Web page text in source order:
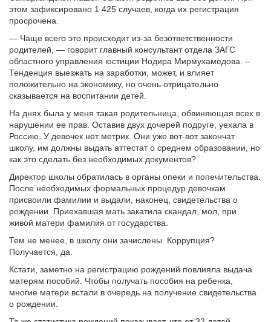
этом зафиксировано 1 425 случаев, когда их регистрация
просрочена.
— Чаще всего это происходит из-за безответственности
родителей, — говорит главный консультант отдела ЗАГС
областного управления юстиции Нодира Мирмухамедова. –
Тенденция выезжать на заработки, может, и влияет
положительно на экономику, но очень отрицательно
сказывается на воспитании детей.
На днях была у меня такая родительница, обвиняющая всех в
нарушении ее прав. Оставив двух дочерей подруге, уехала в
Россию. У девочек нет метрик. Они уже вот-вот закончат
школу, им должны выдать аттестат о среднем образовании, но
как это сделать без необходимых документов?
Директор школы обратилась в органы опеки и попечительства.
После необходимых формальных процедур девочкам
присвоили фамилии и выдали, наконец, свидетельства о
рождении. Приехавшая мать закатила скандал, мол, при
живой матери фамилия от государства.
Тем не менее, в школу они зачислены. Коррупция?
Получается, да.
Кстати, заметно на регистрацию рождений повлияла выдача
матерям пособий. Чтобы получать пособия на ребенка,
многие матери встали в очередь на получение свидетельства
о рождении.